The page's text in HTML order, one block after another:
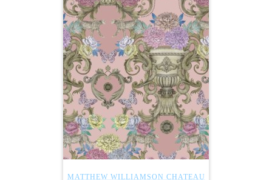
MATTHEW WILLIAMSON CHATEAU